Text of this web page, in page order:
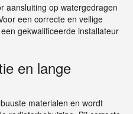
aansluiting op watergedragen
een correcte en veilige
gekwalificeerde installateur
en lange
materialen en wordt